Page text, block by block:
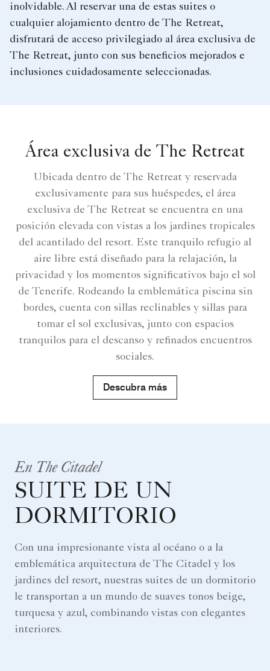
inolvidable. Al reservar una de estas suites o
cualquier alojamiento dentro de The Retreat,
disfrutará de acceso privilegiado al área exclusiva de
The Retreat, junto con sus beneficios mejorados e
inclusiones cuidadosamente seleccionadas.
Área exclusiva de The Retreat
Ubicada dentro de The Retreat y reservada
exclusivamente para sus huéspedes, el área
exclusiva de The Retreat se encuentra en una
posición elevada con vistas a los jardines tropicales
del acantilado del resort. Este tranquilo refugio al
aire libre está diseñado para la relajación, la
privacidad y los momentos significativos bajo el sol
de Tenerife. Rodeando la emblemática piscina sin
bordes, cuenta con sillas reclinables y sillas para
tomar el sol exclusivas, junto con espacios
tranquilos para el descanso y refinados encuentros
sociales.
Descubra más
En The Citadel
SUITE DE UN
DORMITORIO
Con una impresionante vista al océano o a la
emblemática arquitectura de The Citadel y los
jardines del resort, nuestras suites de un dormitorio
le transportan a un mundo de suaves tonos beige,
turquesa y azul, combinando vistas con elegantes
interiores.